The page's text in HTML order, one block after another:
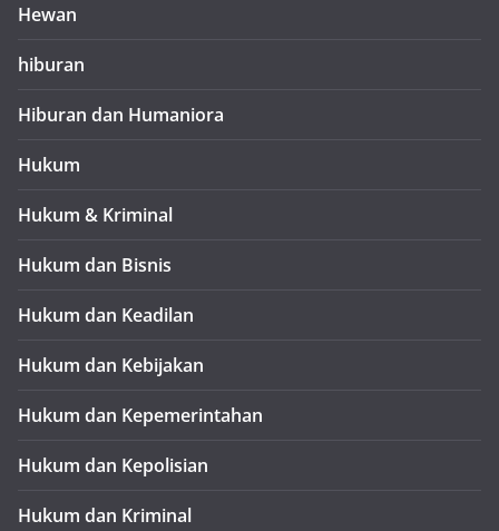
Hewan
hiburan
Hiburan dan Humaniora
Hukum
Hukum & Kriminal
Hukum dan Bisnis
Hukum dan Keadilan
Hukum dan Kebijakan
Hukum dan Kepemerintahan
Hukum dan Kepolisian
Hukum dan Kriminal